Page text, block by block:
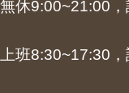
休9:00~21:00，
班8:30~17:30